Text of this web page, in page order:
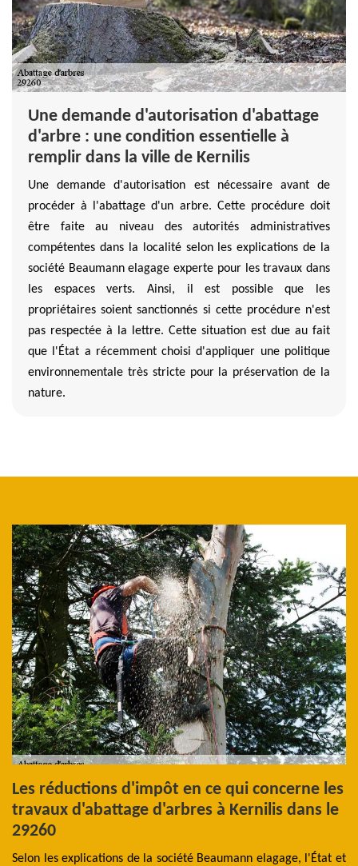
Une demande d'autorisation d'abattage
d'arbre : une condition essentielle à
remplir dans la ville de Kernilis
Une demande d'autorisation est nécessaire avant de
procéder à l'abattage d'un arbre. Cette procédure doit
être faite au niveau des autorités administratives
compétentes dans la localité selon les explications de la
société Beaumann elagage experte pour les travaux dans
les espaces verts. Ainsi, il est possible que les
propriétaires soient sanctionnés si cette procédure n'est
pas respectée à la lettre. Cette situation est due au fait
que l'État a récemment choisi d'appliquer une politique
environnementale très stricte pour la préservation de la
nature.
Les réductions d'impôt en ce qui concerne les
travaux d'abattage d'arbres à Kernilis dans le
29260
Selon les explications de la société Beaumann elagage, l'État et